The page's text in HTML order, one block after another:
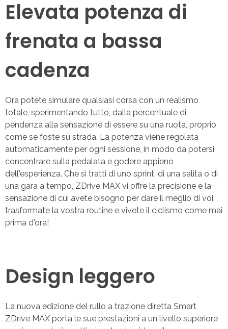
Elevata potenza di
frenata a bassa
cadenza
Ora potete simulare qualsiasi corsa con un realismo
totale, sperimentando tutto, dalla percentuale di
pendenza alla sensazione di essere su una ruota, proprio
come se foste su strada. La potenza viene regolata
automaticamente per ogni sessione, in modo da potersi
concentrare sulla pedalata e godere appieno
dell'esperienza. Che si tratti di uno sprint, di una salita o di
una gara a tempo, ZDrive MAX vi offre la precisione e la
sensazione di cui avete bisogno per dare il meglio di voi:
trasformate la vostra routine e vivete il ciclismo come mai
prima d'ora!
Design leggero
La nuova edizione del rullo a trazione diretta Smart
ZDrive MAX porta le sue prestazioni a un livello superiore